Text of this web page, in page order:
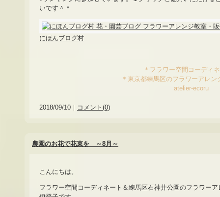
いです＾＾
にほんブログ村
＊フラワー空間コーディ
＊東京都練馬区のフラワーアレン
atelier-ecoru
2018/09/10｜ コメント(0)
農園のお花で花束を ～8月～
こんにちは。
フラワー空間コーディネート＆練馬区石神井公園のフラワー